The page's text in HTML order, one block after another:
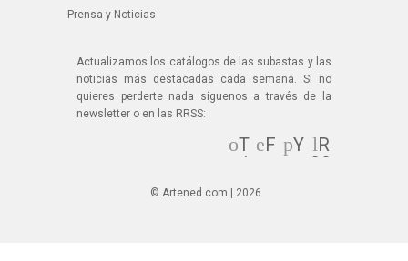
Prensa y Noticias
Actualizamos los catálogos de las subastas y las
noticias más destacadas cada semana. Si no
quieres perderte nada síguenos a través de la
newsletter o en las RRSS:
T
wi
er
F
oo
Y
R
SS
© Artened.com | 2026